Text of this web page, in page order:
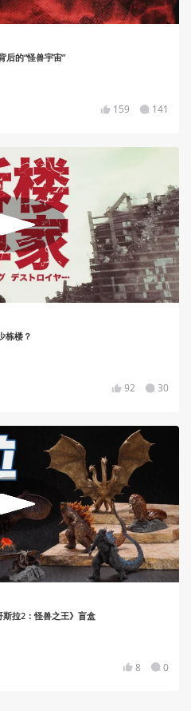
后的“怪兽宇宙”
159 141
栋楼？
92 30
拉2：怪兽之王》盲盒
8 0